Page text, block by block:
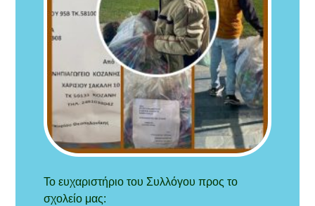
Το ευχαριστήριο του Συλλόγου προς το
σχολείο μας: